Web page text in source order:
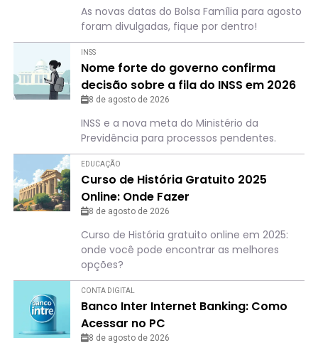
As novas datas do Bolsa Família para agosto
foram divulgadas, fique por dentro!
INSS
Nome forte do governo confirma
decisão sobre a fila do INSS em 2026
8 de agosto de 2026
INSS e a nova meta do Ministério da
Previdência para processos pendentes.
EDUCAÇÃO
Curso de História Gratuito 2025
Online: Onde Fazer
8 de agosto de 2026
Curso de História gratuito online em 2025:
onde você pode encontrar as melhores
opções?
CONTA DIGITAL
Banco Inter Internet Banking: Como
Acessar no PC
8 de agosto de 2026